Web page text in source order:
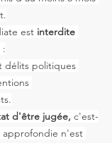
est interdite
:
délits politiques
d'être jugée, c'est-
n'est